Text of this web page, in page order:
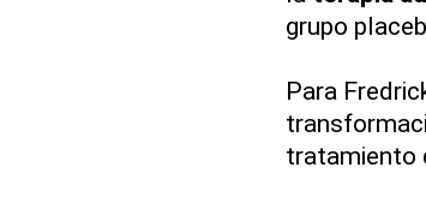
grupo
Para
tratamiento